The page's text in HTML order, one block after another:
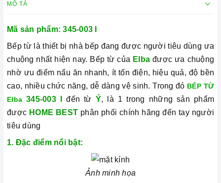
MÔ TẢ
Mã sản phẩm:345-003 I
Bếp từ là thiết bị nhà bếp đang được người tiêu dùng ưa
chuộng nhất hiện nay. Bếp từ của Elba được ưa chuộng
nhờ ưu điểm nấu ăn nhanh, ít tốn điện, hiệu quả, độ bền
cao, nhiều chức năng, dễ dàng vệ sinh. Trong đó BẾP TỪ
Elba345-003 I đến từ Ý, là 1 trong những sản phẩm
được HOME BEST phân phối chính hãng đến tay người
tiêu dùng
1. Đặc điểm nổi bật:
Ảnh minh họa